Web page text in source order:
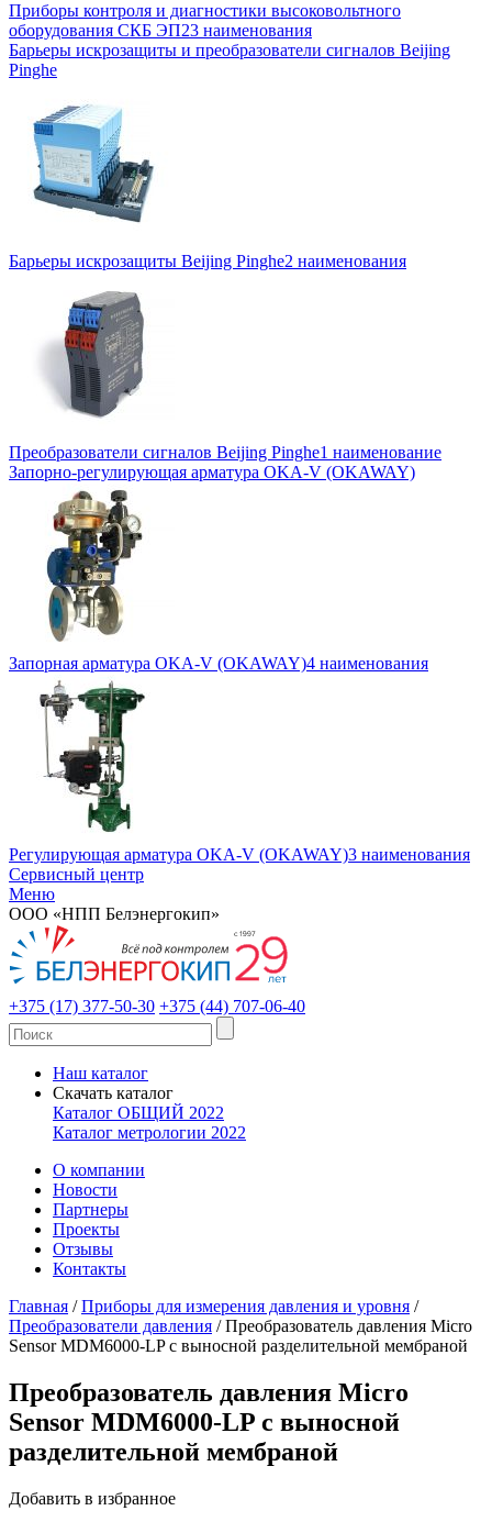
Приборы контроля и диагностики высоковольтного
оборудования СКБ ЭП23 наименования
Барьеры искрозащиты и преобразователи сигналов Beijing
Pinghe
Барьеры искрозащиты Beijing Pinghe2 наименования
Преобразователи сигналов Beijing Pinghe1 наименование
Запорно-регулирующая арматура OKA-V (OKAWAY)
Запорная арматура OKA-V (OKAWAY)4 наименования
Регулирующая арматура OKA-V (OKAWAY)3 наименования
Сервисный центр
Меню
ООО «НПП Белэнергокип»
+375 (17) 377-50-30 +375 (44) 707-06-40
Наш каталог
Скачать каталог
Каталог ОБЩИЙ 2022
Каталог метрологии 2022
О компании
Новости
Партнеры
Проекты
Отзывы
Контакты
Главная / Приборы для измерения давления и уровня /
Преобразователи давления / Преобразователь давления Micro
Sensor MDM6000-LP с выносной разделительной мембраной
Преобразователь давления Micro
Sensor MDM6000-LP с выносной
разделительной мембраной
Добавить в избранное